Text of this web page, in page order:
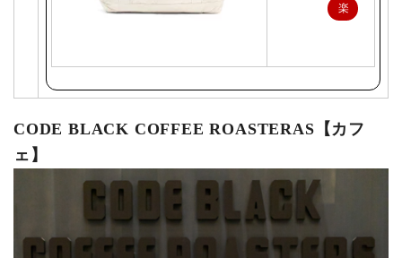
楽
CODE BLACK COFFEE ROASTERAS【カフ
ェ】